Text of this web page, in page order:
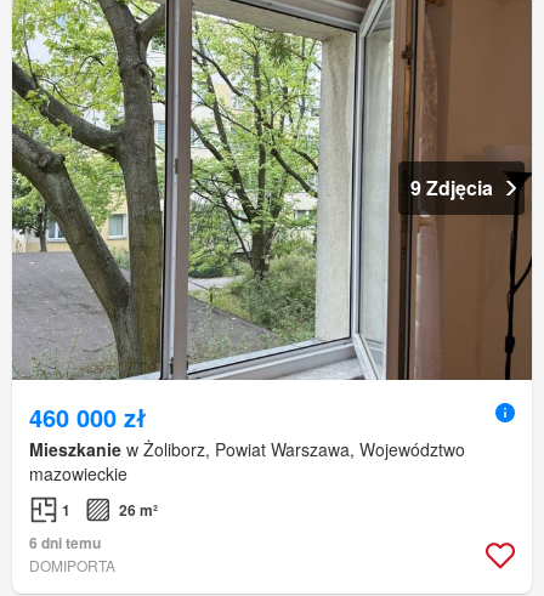
9 Zdjęcia
460 000 zł
Mieszkanie w Żoliborz, Powiat Warszawa, Województwo
mazowieckie
1
26 m²
6 dni temu
DOMIPORTA